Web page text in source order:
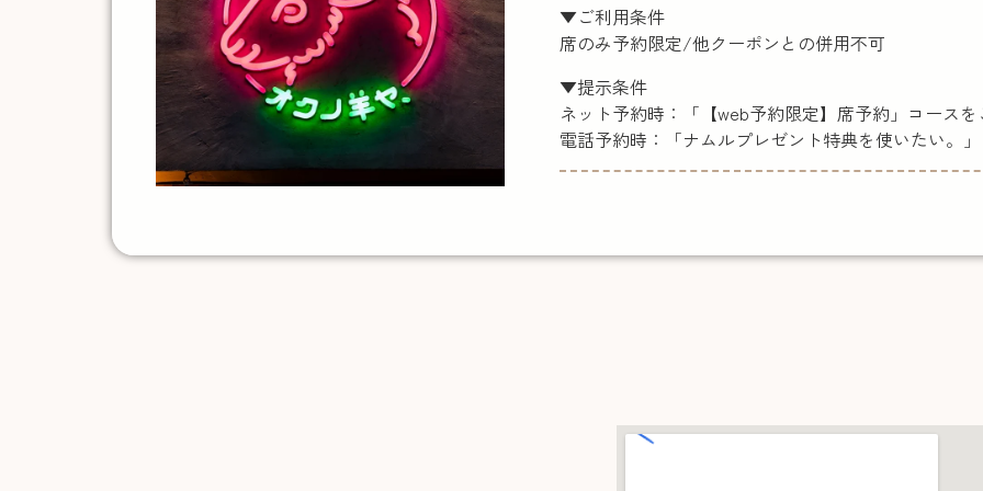
▼ご利用条件
席のみ予約限定/他クーポンとの併用不可
▼提示条件
ネット予約時：「【web予約限定】席予約」コース
電話予約時：「ナムルプレゼント特典を使いたい。